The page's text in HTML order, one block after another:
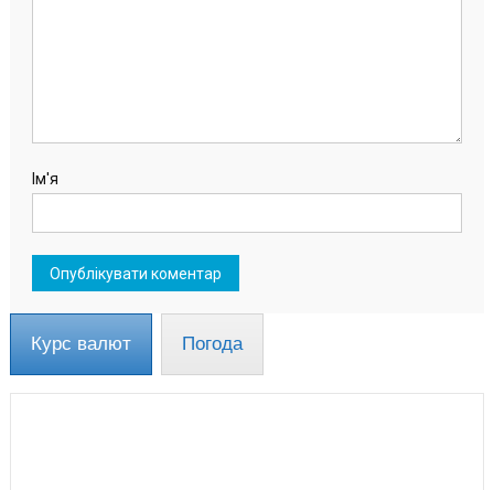
Ім'я
Курс валют Погода